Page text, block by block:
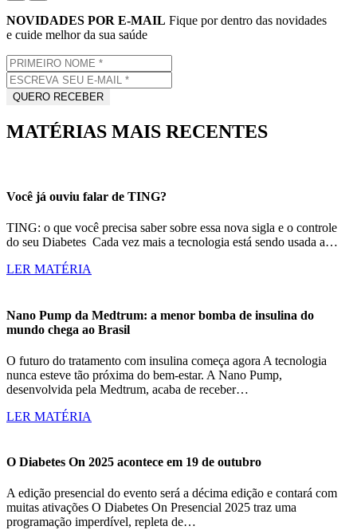
NOVIDADES POR E-MAIL Fique por dentro das novidades
e cuide melhor da sua saúde
MATÉRIAS MAIS RECENTES
Você já ouviu falar de TING?
TING: o que você precisa saber sobre essa nova sigla e o controle
do seu Diabetes Cada vez mais a tecnologia está sendo usada a…
LER MATÉRIA
Nano Pump da Medtrum: a menor bomba de insulina do
mundo chega ao Brasil
O futuro do tratamento com insulina começa agora A tecnologia
nunca esteve tão próxima do bem-estar. A Nano Pump,
desenvolvida pela Medtrum, acaba de receber…
LER MATÉRIA
O Diabetes On 2025 acontece em 19 de outubro
A edição presencial do evento será a décima edição e contará com
muitas ativações O Diabetes On Presencial 2025 traz uma
programação imperdível, repleta de…